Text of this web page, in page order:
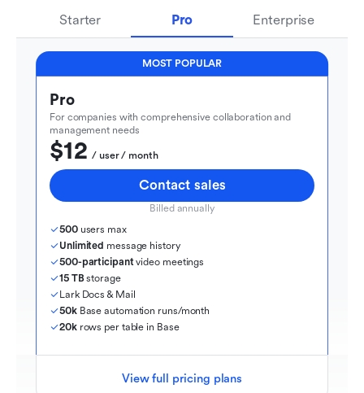
Starter Pro Enterprise
MOST POPULAR
Pro
For companies with comprehensive collaboration and
management needs
$12
  / user / month
Contact sales
Billed annually
500 users max
Unlimited message history
500-participant video meetings
15 TB storage
Lark Docs & Mail
50k Base automation runs/month
20k rows per table in Base
View full pricing plans